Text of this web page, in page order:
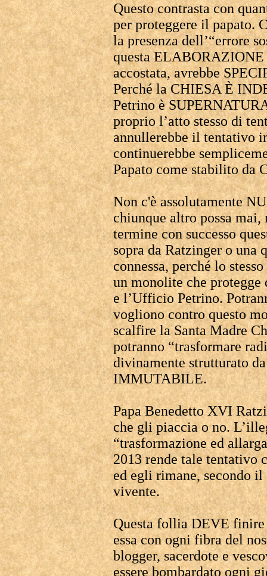
Questo contrasta con
per proteggere il papato.
la presenza dell’“errore
questa ELABORAZIONE
accostata, avrebbe
Perché la CHIESA È
Petrino è
proprio l’atto stesso di
annullerebbe il tentativo
continuerebbe
Papato come stabilito da
Non c'è assolutamente
chiunque altro possa
termine con successo
sopra da Ratzinger o una
connessa, perché lo
un monolite che protegge
e l’Ufficio Petrino.
vogliono contro questo
scalfire la Santa Madre
potranno “trasformare
divinamente strutturato
IMMUTABILE.
Papa Benedetto XVI
che gli piaccia o no.
“trasformazione ed
2013 rende tale tentativo
ed egli rimane, secondo
vivente.
Questa follia DEVE finire
essa con ogni fibra del
blogger, sacerdote e
essere bombardato ogni